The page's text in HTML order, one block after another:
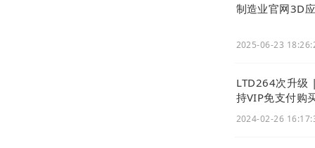
制造业官网3D
2025-06-23
LTD264次升级 | 对接AsiaPay • 人民
持VIP免支付购
2024-02-26